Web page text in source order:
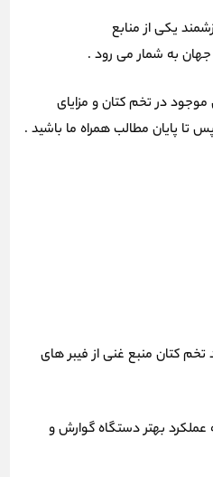
یکی از منابع
موجود در تخم کتان و مزایای
پایان مطالب همراه ما باشید .
کتان منبع غنی از فیبر های
عملکرد بهتر دستگاه گوارش و